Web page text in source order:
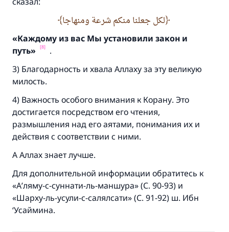
لكل جعلنا منكم شرعة ومنهاجا
«Каждому из вас Мы установили закон и
путь»
[8]
.
3) Благодарность и хвала Аллаху за эту великую
милость.
4) Важность особого внимания к Корану. Это
достигается посредством его чтения,
размышления над его аятами, понимания их и
действия с соответствии с ними.
А Аллах знает лучше.
Для дополнительной информации обратитесь к
«А’ляму-с-суннати-ль-маншура» (С. 90-93) и
«Шарху-ль-усули-с-салялсати» (С. 91-92) ш. Ибн
‘Усаймина.